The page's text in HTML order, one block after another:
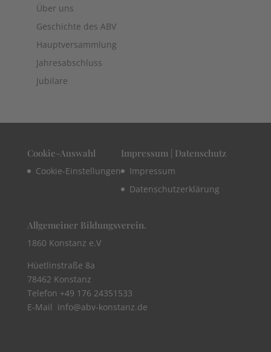
Über uns
Geschichte des ABV
Hauptversammlung
Jahresabschluss
Jubilare
Cookie-Auswahl
Cookie-Einstellungen
Impressum | Datenschutz
Impressum
Datenschutzerklärung
Allgemeiner Bildungsverein.
1860 Konstanz e.V
Hüetlinstraße 8a
78462 Konstanz
Telefon +49 176 24351533​
E-Mail info@abv-konstanz.de